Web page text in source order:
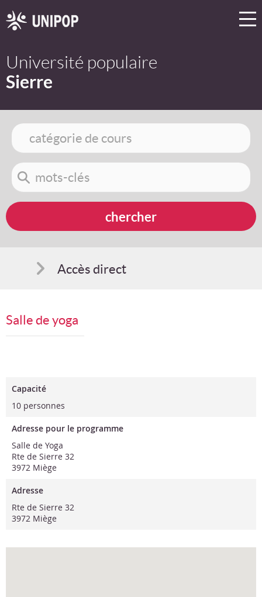
Université populaire
Sierre
Accès direct
Suggestions
Salle de yoga
Capacité
10 personnes
Adresse pour le programme
Salle de Yoga
Rte de Sierre 32
3972 Miège
Adresse
Rte de Sierre 32
3972 Miège